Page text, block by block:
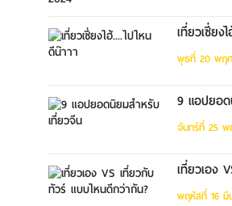
เที่ยวเซี่ยงไ
พุธที่ 20 พฤ
9 แอปยอด
จันทร์ที่ 25 พ
เที่ยวเอง
พฤหัสที่ 16 มี